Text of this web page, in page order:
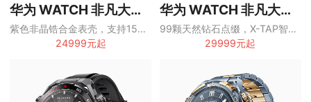
华为 WATCH 非凡大师尊界定制款
紫色非晶锆合金表壳，支持150米潜水、双向北斗卫星消息和eSIM独立通话
24999元起
华为 WATCH 非凡大师星钻绽放款
99颗天然钻石点缀，X-TAP智感窗、eSIM独立通话与女性健康管理
29999元起